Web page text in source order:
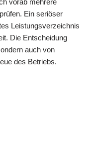
Ein seriöser
Leistungsverzeichnis
Die Entscheidung
auch von
des Betriebs.